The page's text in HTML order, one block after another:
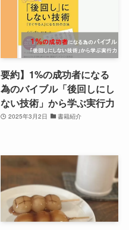
要約】1%の成功者になる
為のバイブル「後回しにし
ない技術」から学ぶ実行力
2025年3月2日 書籍紹介